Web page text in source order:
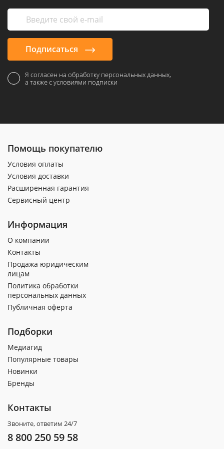
Подписаться
Я согласен на обработку персональных данных,
а также с условиями подписки
Помощь покупателю
Условия оплаты
Условия доставки
Расширенная гарантия
Сервисный центр
Информация
О компании
Контакты
Продажа юридическим
лицам
Политика обработки
персональных данных
Публичная оферта
Подборки
Медиагид
Популярные товары
Новинки
Бренды
Контакты
Звоните, ответим 24/7
8 800 250 59 58